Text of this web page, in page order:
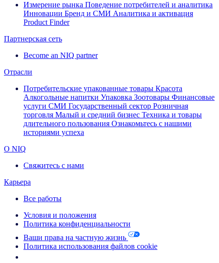
Измерение рынка Поведение потребителей и аналитика
Инновации Бренд и СМИ Аналитика и активация
Product Finder
Партнерская сеть
Become an NIQ partner
Отрасли
Потребительские упакованные товары Красота
Алкогольные напитки Упаковка Зоотовары Финансовые
услуги СМИ Государственный сектор Розничная
торговля Малый и средний бизнес Техника и товары
длительного пользования Ознакомьтесь с нашими
историями успеха
О NIQ
Свяжитесь с нами
Карьера
Все работы
Условия и положения
Политика конфиденциальности
Ваши права на частную жизнь
Политика использования файлов cookie